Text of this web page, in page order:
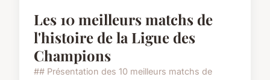
Les 10 meilleurs matchs de
l'histoire de la Ligue des
Champions
## Présentation des 10 meilleurs matchs de